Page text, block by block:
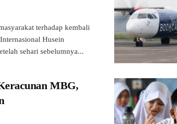
terhadap kembali
Husein
sehari sebelumnya...
MBG,